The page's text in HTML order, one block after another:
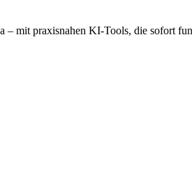
mit praxisnahen KI-Tools, die sofort